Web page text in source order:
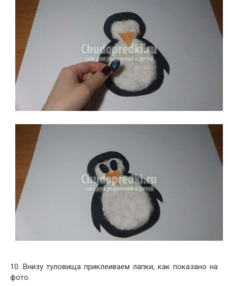
10. Внизу туловища приклеиваем лапки, как показано на
фото.